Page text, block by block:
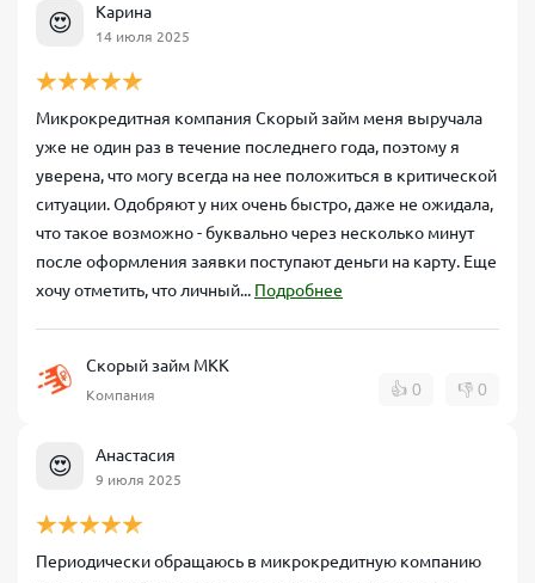
😍 Карина
14 июля 2025
Микрокредитная компания Скорый займ меня выручала
уже не один раз в течение последнего года, поэтому я
уверена, что могу всегда на нее положиться в критической
ситуации. Одобряют у них очень быстро, даже не ожидала,
что такое возможно - буквально через несколько минут
после оформления заявки поступают деньги на карту. Еще
хочу отметить, что личный... Подробнее
Скорый займ МКК
Компания 👍 0 👎 0
😍 Анастасия
9 июля 2025
Периодически обращаюсь в микрокредитную компанию